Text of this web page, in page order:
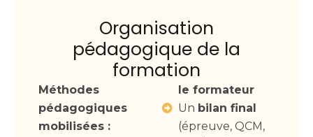
Organisation
pédagogique de la
formation
Méthodes
pédagogiques
mobilisées :
le formateur
Un bilan final
(épreuve, QCM,